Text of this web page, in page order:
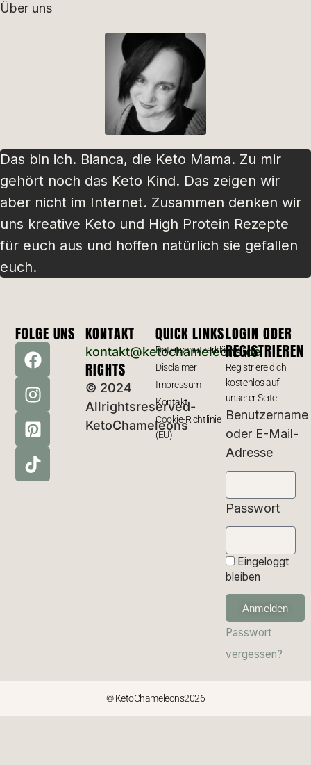
Über uns
Das bin ich. Bianca, die Keto Mama. Zu mir
gehört noch das Keto Kind. Das zeigen wir
aber nicht im Internet. Zusammen denken wir
uns kreative Keto und High Protein Rezepte
für euch aus und hoffen natürlich sie gefallen
euch.
FOLGE UNS KONTAKT
kontakt@ketochameleons.de
RIGHTS
© 2024
Allrightsreserved-
KetoChameleons
QUICK LINKS
Datenschutzerklärung
Disclaimer
Impressum
Kontakt
Cookie-Richtlinie
(EU)
LOGIN ODER
REGISTRIEREN
Registriere dich
kostenlos auf
unserer Seite
Benutzername
oder E-Mail-
Adresse
Passwort
Eingeloggt
bleiben
Anmelden
Passwort
vergessen?
© KetoChameleons2026